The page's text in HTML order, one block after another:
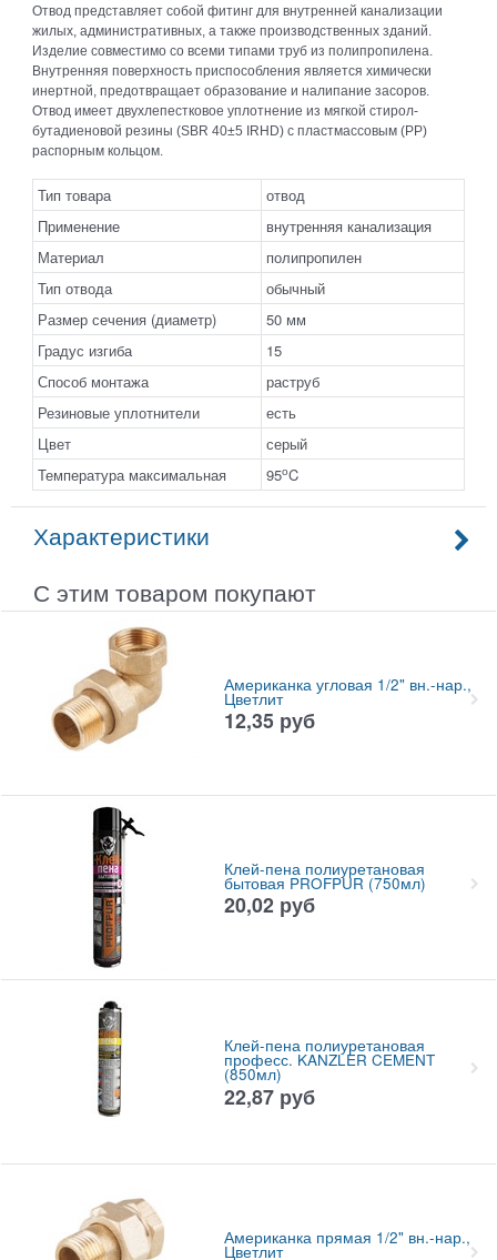
Отвод представляет собой фитинг для внутренней канализации
жилых, административных, а также производственных зданий.
Изделие совместимо со всеми типами труб из полипропилена.
Внутренняя поверхность приспособления является химически
инертной, предотвращает образование и налипание засоров.
Отвод имеет двухлепестковое уплотнение из мягкой стирол-
бутадиеновой резины (SBR 40±5 IRHD) с пластмассовым (РР)
распорным кольцом.
Тип товара
отвод
Применение
внутренняя канализация
Материал
полипропилен
Тип отвода
обычный
Размер сечения (диаметр)
50 мм
Градус изгиба
15
Способ монтажа
раструб
Резиновые уплотнители
есть
Цвет
серый
Температура максимальная
95оC
Характеристики
С этим товаром покупают
Американка угловая 1/2" вн.-нар.,
Цветлит
12,35 руб
Клей-пена полиуретановая
бытовая PROFPUR (750мл)
20,02 руб
Клей-пена полиуретановая
професс. KANZLER CEMENT
(850мл)
22,87 руб
Американка прямая 1/2" вн.-нар.,
Цветлит